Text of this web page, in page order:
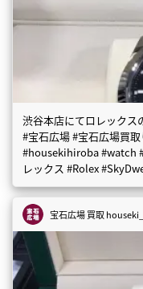
渋谷本店にてロレックス
#宝石広場 #宝石広場買
#housekihiroba #watch
レックス #Rolex
宝石広場 買取